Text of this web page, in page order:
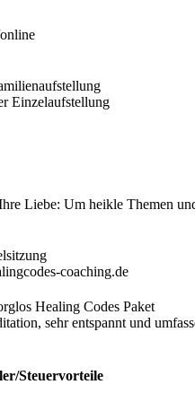
Einzelaufstellung
Liebe: Um heikle Themen
coaching.de
Healing Codes Paket
sehr entspannt und
Steuervorteile